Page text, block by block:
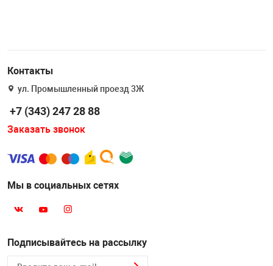
Контакты
ул. Промышленный проезд 3Ж
+7 (343) 247 28 88
Заказать звонок
Мы в социальных сетях
Подписывайтесь на рассылку